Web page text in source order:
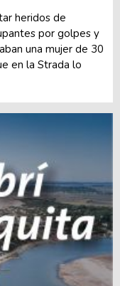
heridos de
por golpes y
una mujer de 30
en la Strada lo